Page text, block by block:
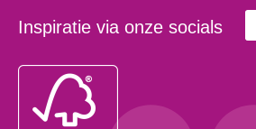
Inspiratie via onze socials